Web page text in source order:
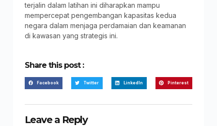
terjalin dalam latihan ini diharapkan mampu
mempercepat pengembangan kapasitas kedua
negara dalam menjaga perdamaian dan keamanan
di kawasan yang strategis ini.
Share this post :
Facebook Twitter LinkedIn Pinterest
Leave a Reply